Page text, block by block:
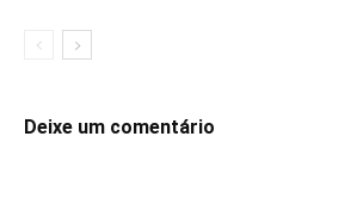
Deixe um comentário